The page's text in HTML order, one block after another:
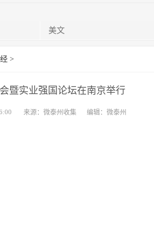
美文
>
暨实业强国论坛在南京举行
来源：微泰州收集 编辑：微泰州